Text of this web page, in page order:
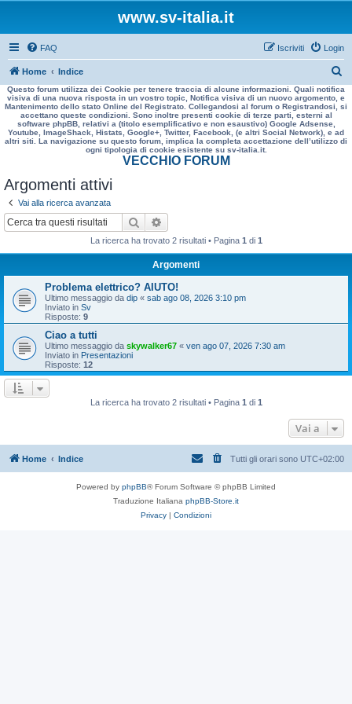
www.sv-italia.it
FAQ Login
Iscriviti
Home Indice
e
r
a
Questo forum utilizza dei Cookie per tenere traccia di alcune informazioni. Quali notifica
visiva di una nuova risposta in un vostro topic, Notifica visiva di un nuovo argomento, e
Mantenimento dello stato Online del Registrato. Collegandosi al forum o Registrandosi, si
accettano queste condizioni. Sono inoltre presenti cookie di terze parti, esterni al
software phpBB, relativi a (titolo esemplificativo e non esaustivo) Google Adsense,
Youtube, ImageShack, Histats, Google+, Twitter, Facebook, (e altri Social Network), e ad
altri siti. La navigazione su questo forum, implica la completa accettazione dell’utilizzo di
ogni tipologia di cookie esistente su sv-italia.it.
VECCHIO FORUM
Argomenti attivi
Vai alla ricerca avanzata
Cerca
La ricerca ha trovato 2 risultati • Pagina 1 di 1
Argomenti
Problema elettrico? AIUTO!
Ultimo messaggio da dip « sab ago 08, 2026 3:10 pm
Inviato in Sv
Risposte: 9
Ciao a tutti
Ultimo messaggio da skywalker67 « ven ago 07, 2026 7:30 am
Inviato in Presentazioni
Risposte: 12
La ricerca ha trovato 2 risultati • Pagina 1 di 1
Vai a
Home Indice Tutti gli orari sono UTC+02:00
Powered by phpBB® Forum Software © phpBB Limited
Traduzione Italiana phpBB-Store.it
Privacy | Condizioni